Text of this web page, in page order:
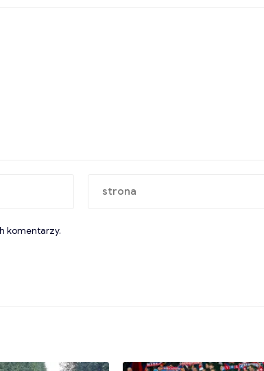
komentarzy.